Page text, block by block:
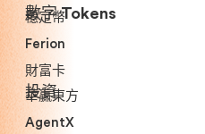
數字 Tokens
穩定幣
Ferion
財富卡
投資
華贏東方
AgentX